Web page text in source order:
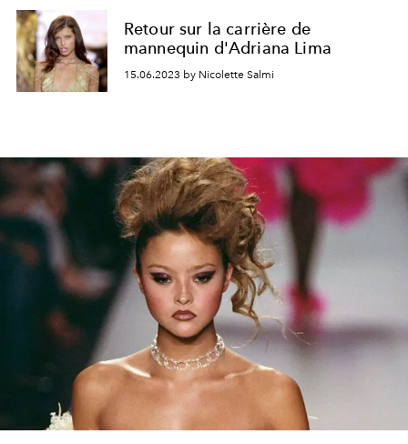
Retour sur la carrière de
mannequin d'Adriana Lima
15.06.2023 by Nicolette Salmi